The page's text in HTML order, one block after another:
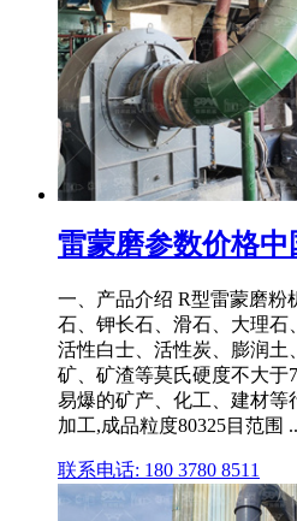
雷蒙磨参数价格中
一、产品介绍 R型雷蒙磨粉
石、钾长石、滑石、大理石
活性白士、活性炭、膨润土
矿、矿渣等莫氏硬度不大于
易爆的矿产、化工、建材等
加工,成品粒度80325目范围
联系电话: 180 3780 8511